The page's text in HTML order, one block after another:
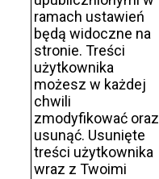
ramach ustawień
będą widoczne na
stronie. Treści
użytkownika
możesz w każdej
chwili
zmodyfikować oraz
usunąć. Usunięte
treści użytkownika
wraz z Twoimi